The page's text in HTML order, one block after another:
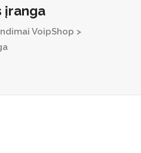
įranga
VoipShop >